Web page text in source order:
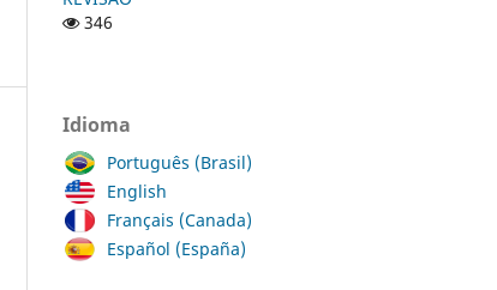
346
Idioma
Português (Brasil)
English
Français (Canada)
Español (España)